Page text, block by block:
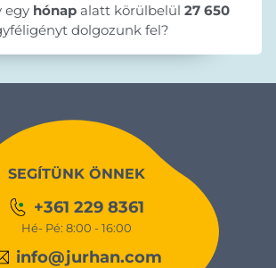
egy hónap alatt körülbelül 27 650
dolgozunk fel?
SEGÍTÜNK ÖNNEK
+361 229 8361
Hé- Pé: 8:00 - 16:00
info@jurhan.com